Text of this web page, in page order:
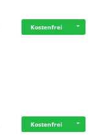
Kostenfrei
Kostenfrei